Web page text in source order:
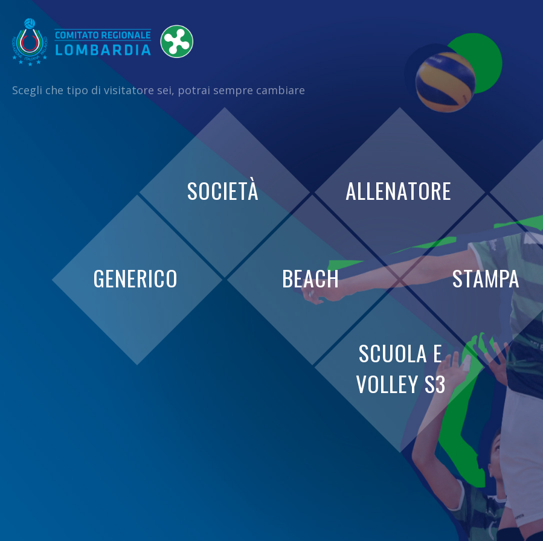
Scegli che tipo di visitatore sei, potrai sempre cambiare
GENERICO
ALLENATORE
SOCIETÀ
BEACH STAMPA
SCUOLA E
VOLLEY S3